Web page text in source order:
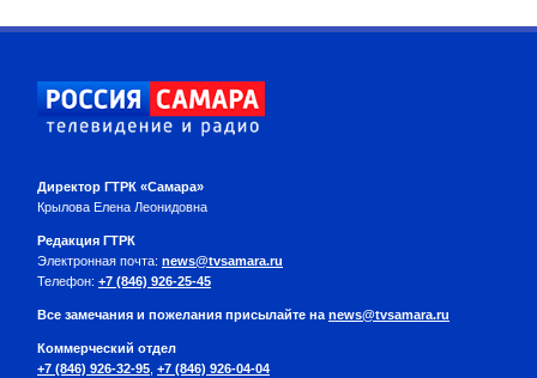
Директор ГТРК «Самара»
Крылова Елена Леонидовна
Редакция ГТРК
Электронная почта: news@tvsamara.ru
Телефон: +7 (846) 926-25-45
Все замечания и пожелания присылайте на news@tvsamara.ru
Коммерческий отдел
+7 (846) 926-32-95, +7 (846) 926-04-04